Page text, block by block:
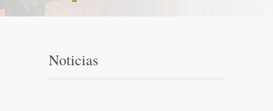
Mesa Directiva y Diputación Permanente
Noticias